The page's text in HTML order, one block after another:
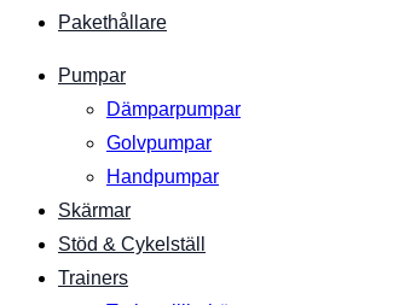
Pakethållare
Pumpar
Dämparpumpar
Golvpumpar
Handpumpar
Skärmar
Stöd & Cykelställ
Trainers